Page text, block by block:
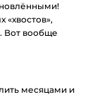
«хвостов»,
Вот вообще
месяцами и